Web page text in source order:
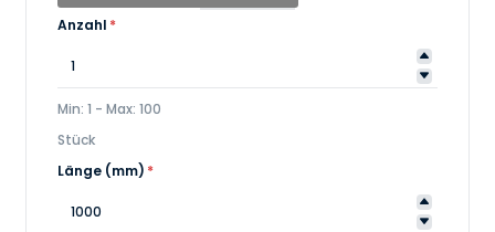
Anzahl *
Min: 1 - Max: 100
Stück
Länge (mm) *